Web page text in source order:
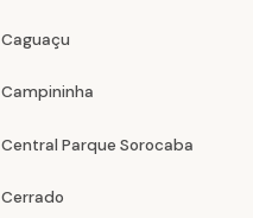
Caguaçu
Campininha
Central Parque Sorocaba
Cerrado